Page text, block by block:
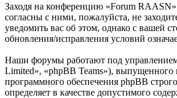
Заходя на конференцию «Forum
согласны с ними, пожалуйста, не
уведомить вас об этом, однако с вашей
обновления/исправления условий
Наши форумы работают под
Limited», «phpBB Teams»), выпущенного
программного обеспечения phpBB
определяет в качестве допустимого